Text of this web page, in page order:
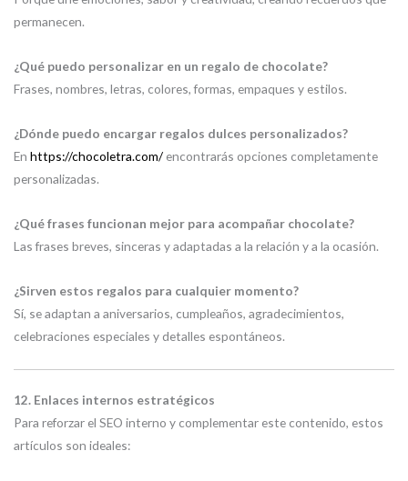
permanecen.
¿Qué puedo personalizar en un regalo de chocolate?
Frases, nombres, letras, colores, formas, empaques y estilos.
¿Dónde puedo encargar regalos dulces personalizados?
En https://chocoletra.com/ encontrarás opciones completamente
personalizadas.
¿Qué frases funcionan mejor para acompañar chocolate?
Las frases breves, sinceras y adaptadas a la relación y a la ocasión.
¿Sirven estos regalos para cualquier momento?
Sí, se adaptan a aniversarios, cumpleaños, agradecimientos,
celebraciones especiales y detalles espontáneos.
12. Enlaces internos estratégicos
Para reforzar el SEO interno y complementar este contenido, estos
artículos son ideales: